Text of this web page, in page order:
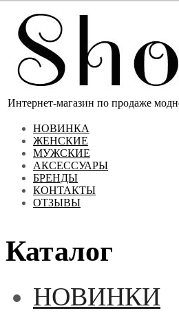
Интернет-магазин по продаже
НОВИНКА
ЖЕНСКИЕ
МУЖСКИЕ
АКСЕССУАРЫ
БРЕНДЫ
КОНТАКТЫ
ОТЗЫВЫ
Каталог
НОВИНКИ